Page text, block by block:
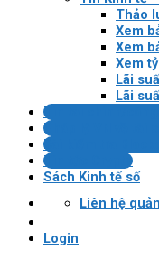
Thảo
Xem
Xem
Xem
Lãi
Lãi
Tin tài chính/
Pháp lý VN về tài
Bài kiểm tra
Tin tức Crypto
Sách Kinh tế số
Liên hệ
Login